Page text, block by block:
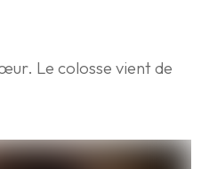
Le colosse vient de